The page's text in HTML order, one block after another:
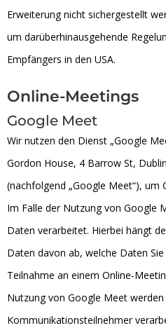
Erweiterung nicht sichergestellt
um darüberhinausgehende
Empfängers in den USA.
Online-Meetings
Google Meet
Wir nutzen den Dienst „Google
Gordon House, 4 Barrow St,
(nachfolgend „Google Meet“), um
Im Falle der Nutzung von Google
Daten verarbeitet. Hierbei hängt
Daten davon ab, welche Daten
Teilnahme an einem Online-
Nutzung von Google Meet
Kommunikationsteilnehmer